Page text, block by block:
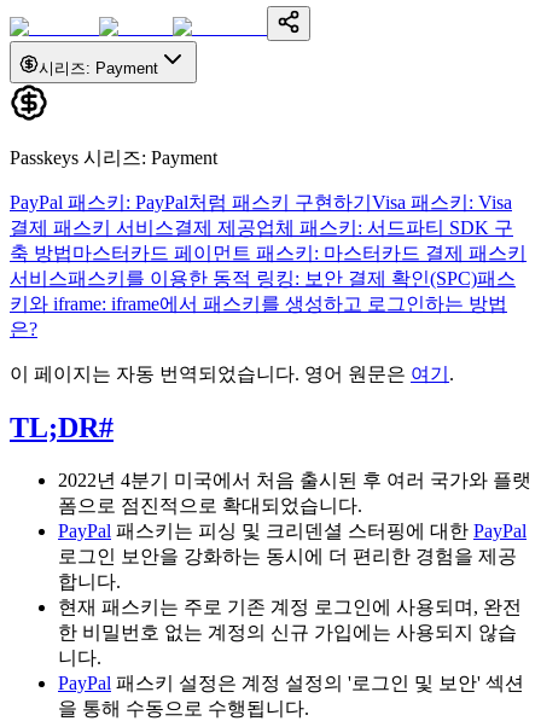
시리즈: Payment
Passkeys 시리즈: Payment
PayPal 패스키: PayPal처럼 패스키 구현하기 Visa 패스키: Visa
결제 패스키 서비스결제 제공업체 패스키: 서드파티 SDK 구
축 방법마스터카드 페이먼트 패스키: 마스터카드 결제 패스키
서비스패스키를 이용한 동적 링킹: 보안 결제 확인(SPC)패스
키와 iframe: iframe에서 패스키를 생성하고 로그인하는 방법
은?
이 페이지는 자동 번역되었습니다. 영어 원문은 여기 .
TL;DR#
2022년 4분기 미국에서 처음 출시된 후 여러 국가와 플랫
폼으로 점진적으로 확대되었습니다.
PayPal 패스키는 피싱 및 크리덴셜 스터핑에 대한 PayPal
로그인 보안을 강화하는 동시에 더 편리한 경험을 제공
합니다.
현재 패스키는 주로 기존 계정 로그인에 사용되며, 완전
한 비밀번호 없는 계정의 신규 가입에는 사용되지 않습
니다.
PayPal 패스키 설정은 계정 설정의 '로그인 및 보안' 섹션
을 통해 수동으로 수행됩니다.